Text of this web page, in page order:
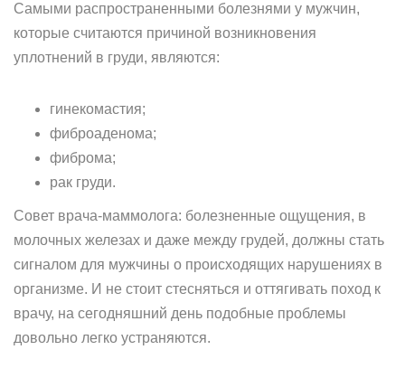
Самыми распространенными болезнями у мужчин,
которые считаются причиной возникновения
уплотнений в груди, являются:
гинекомастия;
фиброаденома;
фиброма;
рак груди.
Совет врача-маммолога: болезненные ощущения, в
молочных железах и даже между грудей, должны стать
сигналом для мужчины о происходящих нарушениях в
организме. И не стоит стесняться и оттягивать поход к
врачу, на сегодняшний день подобные проблемы
довольно легко устраняются.